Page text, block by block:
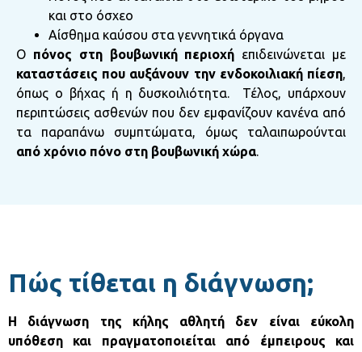
και στο όσχεο
Αίσθημα καύσου στα γεννητικά όργανα
Ο πόνος στη βουβωνική περιοχή επιδεινώνεται με
καταστάσεις που αυξάνουν την ενδοκοιλιακή πίεση,
όπως ο βήχας ή η δυσκοιλιότητα. Τέλος, υπάρχουν
περιπτώσεις ασθενών που δεν εμφανίζουν κανένα από
τα παραπάνω συμπτώματα, όμως ταλαιπωρούνται
από χρόνιο πόνο στη βουβωνική χώρα.
Πώς τίθεται η διάγνωση;
Η διάγνωση της κήλης αθλητή δεν είναι εύκολη
υπόθεση και πραγματοποιείται από έμπειρους και